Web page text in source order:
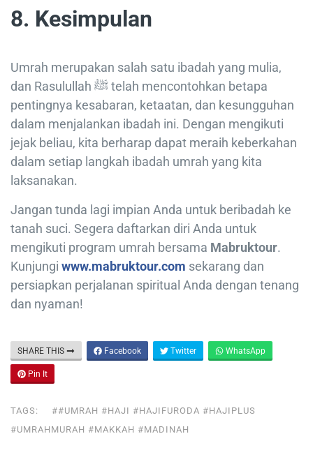
8. Kesimpulan
Umrah merupakan salah satu ibadah yang mulia,
dan Rasulullah ﷺ telah mencontohkan betapa
pentingnya kesabaran, ketaatan, dan kesungguhan
dalam menjalankan ibadah ini. Dengan mengikuti
jejak beliau, kita berharap dapat meraih keberkahan
dalam setiap langkah ibadah umrah yang kita
laksanakan.
Jangan tunda lagi impian Anda untuk beribadah ke
tanah suci. Segera daftarkan diri Anda untuk
mengikuti program umrah bersama Mabruktour.
Kunjungi www.mabruktour.com sekarang dan
persiapkan perjalanan spiritual Anda dengan tenang
dan nyaman!
SHARE THIS Facebook Twitter WhatsApp
Pin It
TAGS:
##UMRAH #HAJI #HAJIFURODA #HAJIPLUS
#UMRAHMURAH #MAKKAH #MADINAH